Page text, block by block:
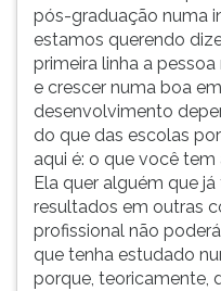
pós-graduação numa
estamos querendo
primeira linha a
e crescer numa boa
desenvolvimento
do que das escolas
aqui é: o que você
Ela quer alguém que
resultados em outras
profissional não
que tenha estudado
porque, teoricamente,